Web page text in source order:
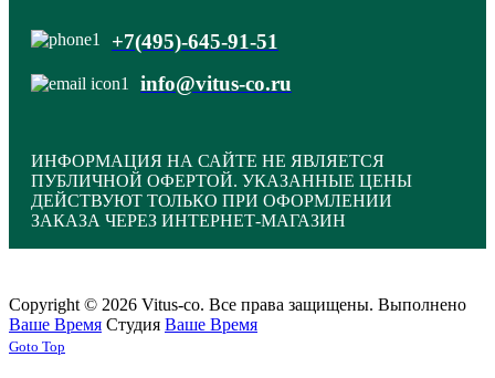
+7(495)-645-91-51
info@vitus-co.ru
ИНФОРМАЦИЯ НА САЙТЕ НЕ ЯВЛЯЕТСЯ
ПУБЛИЧНОЙ ОФЕРТОЙ. УКАЗАННЫЕ ЦЕНЫ
ДЕЙСТВУЮТ ТОЛЬКО ПРИ ОФОРМЛЕНИИ
ЗАКАЗА ЧЕРЕЗ ИНТЕРНЕТ-МАГАЗИН
Copyright © 2026 Vitus-co. Все права защищены. Выполнено
Ваше Время Студия Ваше Время
Joomla! 3 Templates
Goto Top